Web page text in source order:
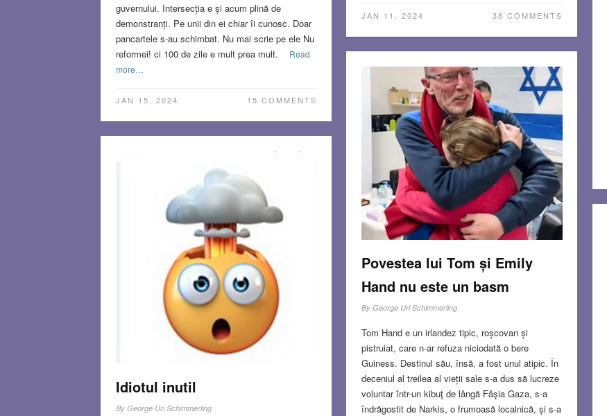
guvernului. Intersecția e și acum plină de
demonstranți. Pe unii din ei chiar îi cunosc. Doar
pancartele s-au schimbat. Nu mai scrie pe ele Nu
reformei! ci 100 de zile e mult prea mult.
Read
more…
JAN 15, 2024 15 COMMENTS
JAN 11, 2024 38 COMMENTS
Povestea lui Tom și Emily
Hand nu este un basm
By George Uri Schimmerling
Tom Hand e un irlandez tipic, roșcovan și
pistruiat, care n-ar refuza niciodată o bere
Guiness. Destinul său, însă, a fost unul atipic. În
deceniul al treilea al vieții sale s-a dus să lucreze
voluntar într-un kibuţ de lângă Fâşia Gaza, s-a
îndrăgostit de Narkis, o frumoasă localnică, și s-a
Idiotul inutil
By George Uri Schimmerling